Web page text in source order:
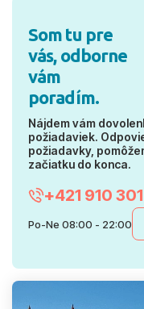
Som tu pre
vás, odborne
vám
poradím.
Nájdem vám
požiadaviek.
požiadavky,
začiatku do konca.
+421 910
Po-Ne 08:00 - 22:00